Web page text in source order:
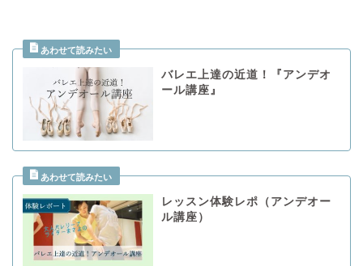
バレエ上達の近道！『アンデオ
ール講座』
レッスン体験レポ（アンデオー
ル講座）